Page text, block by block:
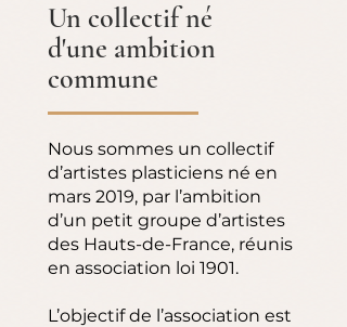
Un collectif né
d'une ambition
commune
Nous sommes un collectif
d’artistes plasticiens né en
mars 2019, par l’ambition
d’un petit groupe d’artistes
des Hauts-de-France, réunis
en association loi 1901.
L’objectif de l’association est